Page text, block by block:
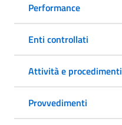
Performance
Enti controllati
Attività e procedimenti
Provvedimenti